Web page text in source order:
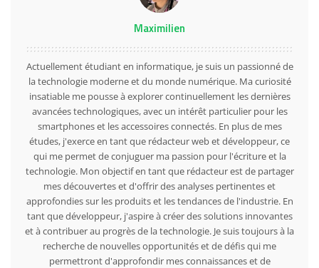
Maximilien
Actuellement étudiant en informatique, je suis un passionné de
la technologie moderne et du monde numérique. Ma curiosité
insatiable me pousse à explorer continuellement les dernières
avancées technologiques, avec un intérêt particulier pour les
smartphones et les accessoires connectés. En plus de mes
études, j'exerce en tant que rédacteur web et développeur, ce
qui me permet de conjuguer ma passion pour l'écriture et la
technologie. Mon objectif en tant que rédacteur est de partager
mes découvertes et d'offrir des analyses pertinentes et
approfondies sur les produits et les tendances de l'industrie. En
tant que développeur, j'aspire à créer des solutions innovantes
et à contribuer au progrès de la technologie. Je suis toujours à la
recherche de nouvelles opportunités et de défis qui me
permettront d'approfondir mes connaissances et de